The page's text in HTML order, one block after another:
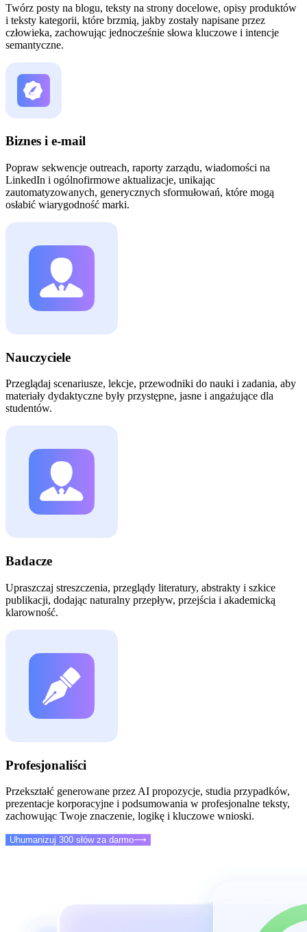
Twórz posty na blogu, teksty na strony docelowe, opisy produktów
i teksty kategorii, które brzmią, jakby zostały napisane przez
człowieka, zachowując jednocześnie słowa kluczowe i intencje
semantyczne.
Biznes i e-mail
Popraw sekwencje outreach, raporty zarządu, wiadomości na
LinkedIn i ogólnofirmowe aktualizacje, unikając
zautomatyzowanych, generycznych sformułowań, które mogą
osłabić wiarygodność marki.
Nauczyciele
Przeglądaj scenariusze, lekcje, przewodniki do nauki i zadania, aby
materiały dydaktyczne były przystępne, jasne i angażujące dla
studentów.
Badacze
Upraszczaj streszczenia, przeglądy literatury, abstrakty i szkice
publikacji, dodając naturalny przepływ, przejścia i akademicką
klarowność.
Profesjonaliści
Przekształć generowane przez AI propozycje, studia przypadków,
prezentacje korporacyjne i podsumowania w profesjonalne teksty,
zachowując Twoje znaczenie, logikę i kluczowe wnioski.
Uhumanizuj 300 słów za darmo⟶